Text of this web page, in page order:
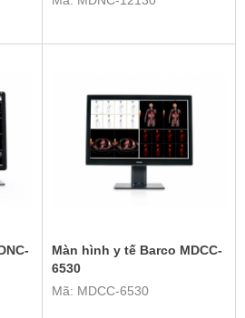
Màn hình y tế Barco MDCC-
6530
Mã: MDCC-6530